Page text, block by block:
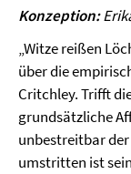
Konzeption:
„Witze reißen
über die
Critchley. Trifft
grundsätzliche
unbestreitbar
umstritten ist